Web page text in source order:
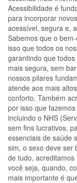
Acessibilidade é
para incorporar
acessível, segura e,
Sabemos que o
isso que todos os
garantindo que
mais segura, sem
nossos pilares
atende aos mais
conforto. Também
por isso que
incluindo o NHS
sem fins lucrativos,
essenciais de saúde
sim, o sexo deve ser
de tudo,
você seja, quando,
mais importante é